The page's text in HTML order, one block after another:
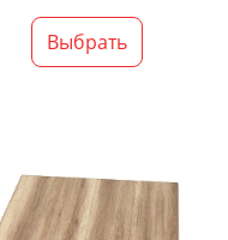
Выбрать